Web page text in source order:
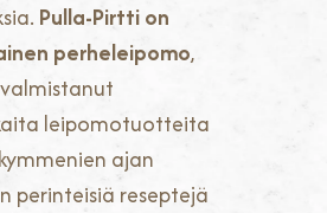
Pulla-Pirtti on
perheleipomo,
leipomotuotteita
ajan
perinteisiä reseptejä